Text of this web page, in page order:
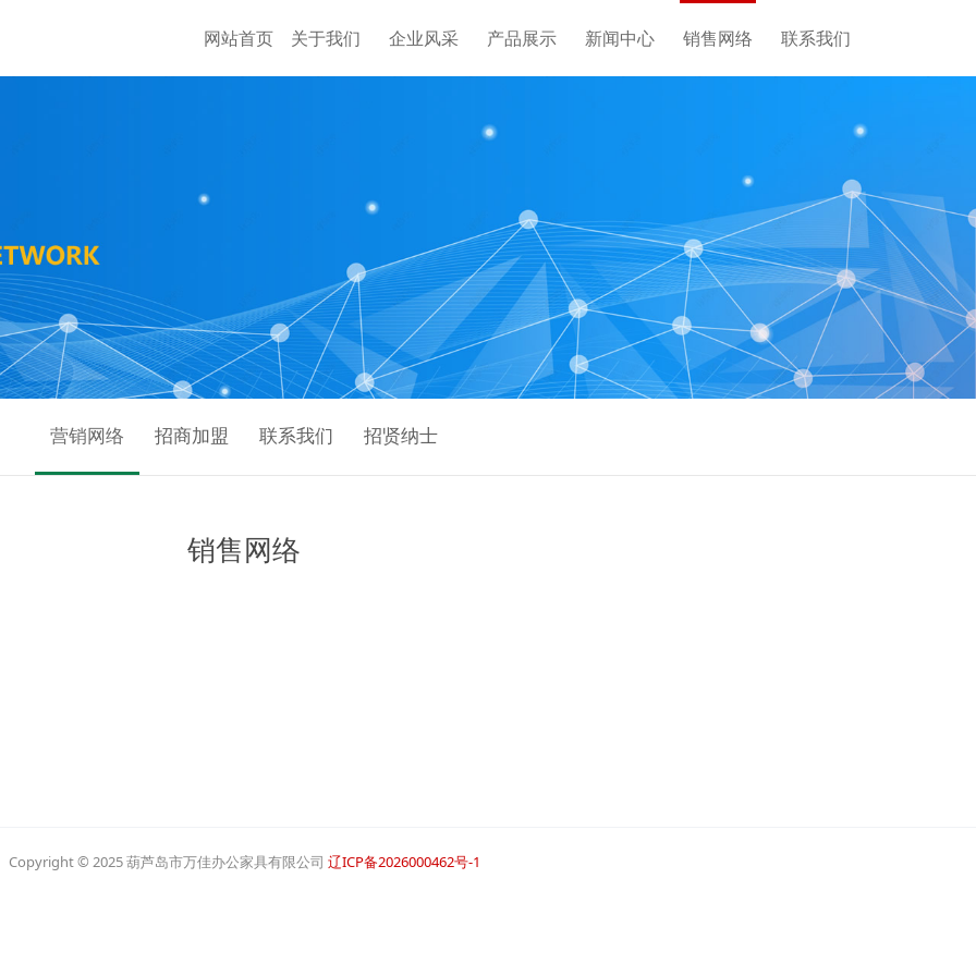
网站首页 关于我们 企业风采 产品展示 新闻中心 销售网络 联系我们
营销网络 招商加盟 联系我们 招贤纳士
销售网络
Copyright © 2025 葫芦岛市万佳办公家具有限公司 辽ICP备2026000462号-1